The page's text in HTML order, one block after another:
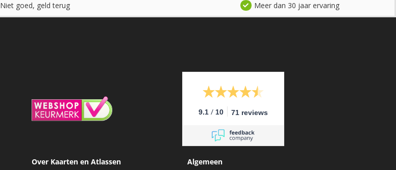
Niet goed, geld terug Meer dan 30 jaar ervaring
9.1 / 10 71 reviews
Over Kaarten en Atlassen Algemeen